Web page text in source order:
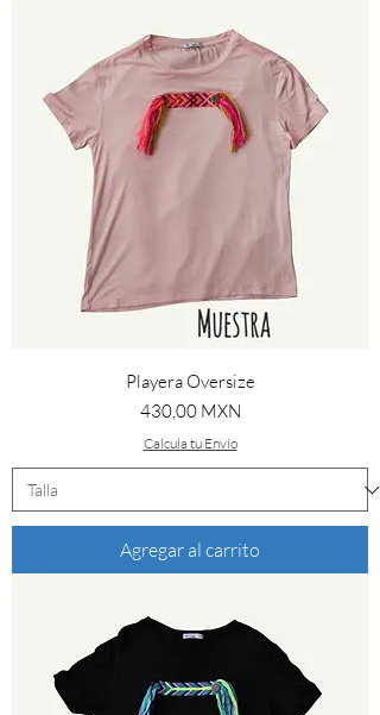
Playera Oversize
Precio
430,00 MXN
Calcula tu Envío
Agregar al carrito